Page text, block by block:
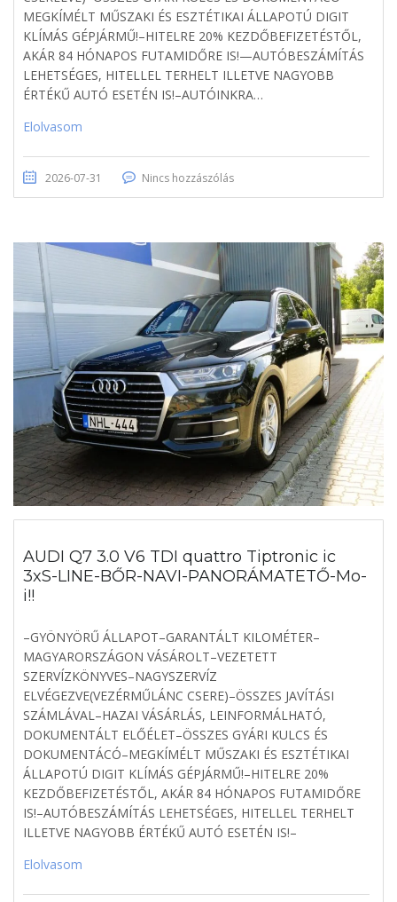
MEGKÍMÉLT MŰSZAKI ÉS ESZTÉTIKAI ÁLLAPOTÚ DIGIT
KLÍMÁS GÉPJÁRMŰ!–HITELRE 20% KEZDŐBEFIZETÉSTŐL,
AKÁR 84 HÓNAPOS FUTAMIDŐRE IS!—AUTÓBESZÁMÍTÁS
LEHETSÉGES, HITELLEL TERHELT ILLETVE NAGYOBB
ÉRTÉKŰ AUTÓ ESETÉN IS!–AUTÓINKRA…
Elolvasom
2026-07-31 Nincs hozzászólás
AUDI Q7 3.0 V6 TDI quattro Tiptronic ic
3xS-LINE-BŐR-NAVI-PANORÁMATETŐ-Mo-
i!!
–GYÖNYÖRŰ ÁLLAPOT–GARANTÁLT KILOMÉTER–
MAGYARORSZÁGON VÁSÁROLT–VEZETETT
SZERVÍZKÖNYVES–NAGYSZERVÍZ
ELVÉGEZVE(VEZÉRMŰLÁNC CSERE)–ÖSSZES JAVÍTÁSI
SZÁMLÁVAL–HAZAI VÁSÁRLÁS, LEINFORMÁLHATÓ,
DOKUMENTÁLT ELŐÉLET–ÖSSZES GYÁRI KULCS ÉS
DOKUMENTÁCÓ–MEGKÍMÉLT MŰSZAKI ÉS ESZTÉTIKAI
ÁLLAPOTÚ DIGIT KLÍMÁS GÉPJÁRMŰ!–HITELRE 20%
KEZDŐBEFIZETÉSTŐL, AKÁR 84 HÓNAPOS FUTAMIDŐRE
IS!–AUTÓBESZÁMÍTÁS LEHETSÉGES, HITELLEL TERHELT
ILLETVE NAGYOBB ÉRTÉKŰ AUTÓ ESETÉN IS!–
Elolvasom